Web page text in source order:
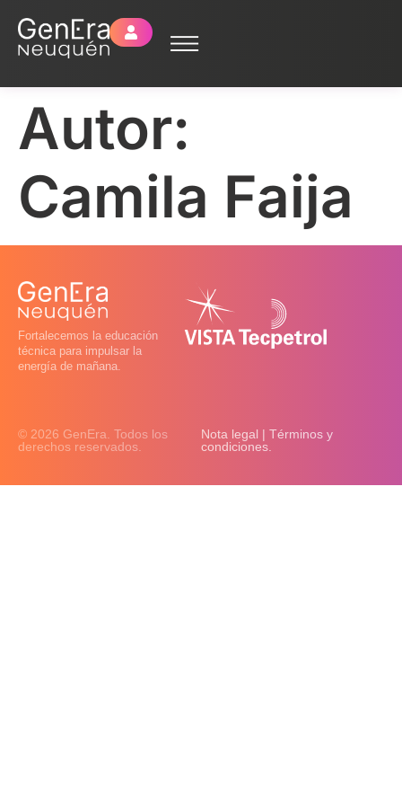
Autor:
Camila Faija
Fortalecemos la educación
técnica para impulsar la
energía de mañana.
© 2026 GenEra. Todos los
derechos reservados.
Nota legal | Términos y
condiciones.